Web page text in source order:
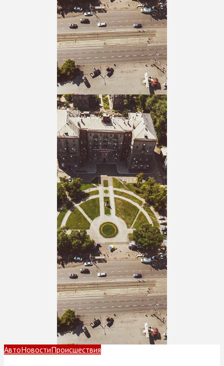
АвтоНовостиПроисшествия